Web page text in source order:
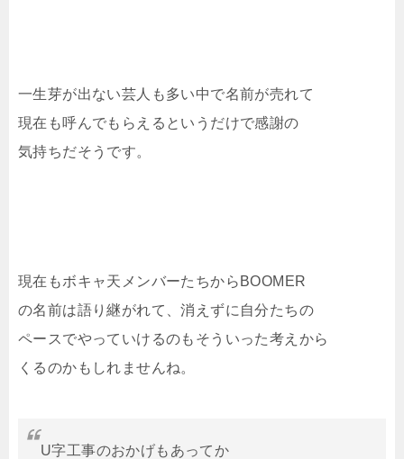
一生芽が出ない芸人も多い中で名前が売れて
現在も呼んでもらえるというだけで感謝の
気持ちだそうです。
現在もボキャ天メンバーたちからBOOMER
の名前は語り継がれて、消えずに自分たちの
ペースでやっていけるのもそういった考えから
くるのかもしれませんね。
U字工事のおかげもあってか